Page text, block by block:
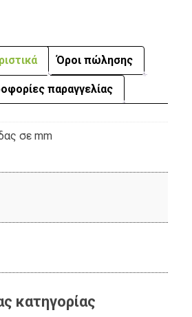
Όροι πώλησης
παραγγελίας
σε mm
κατηγορίας